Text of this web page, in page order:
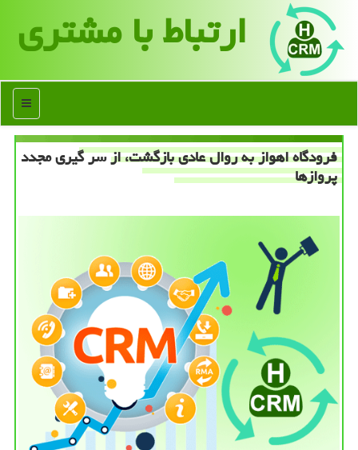
ارتباط با مشتری
منو
فرودگاه اهواز به روال عادی بازگشت، از سر گیری مجدد
پروازها